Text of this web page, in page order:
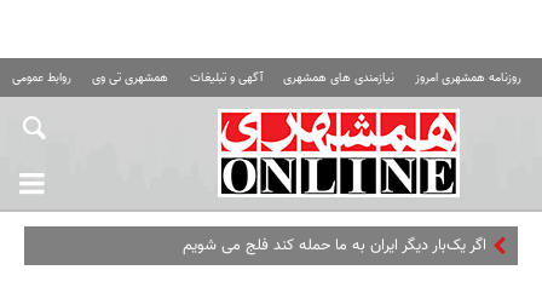
روزنامه همشهری امروز نیازمندی های همشهری آگهی و تبلیغات همشهری تی وی روابط عمومی
اگر یک‌بار دیگر ایران به ما حمله کند فلج می شویم